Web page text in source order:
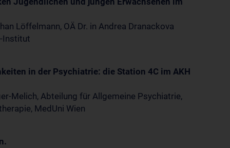
Löffelmann, OÄ Dr. in Andrea Dranackova
Institut
in der Psychiatrie: die Station 4C im AKH
Melich, Abteilung für Allgemeine Psychiatrie,
MedUni Wien